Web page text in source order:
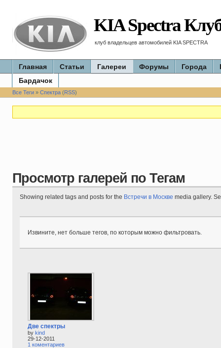
KIA Spectra
клуб владельцев автомобилей KIA SPECTRA
Главная Статьи Галереи Форумы Города
Бардачок
Все Теги» Спектра(RSS)
Просмотр галерей по Тегам
Showing related tags and posts for the Встречи в Москве media gallery.
Извините, нет больше тегов, по которым можно фильтровать.
Две спектры
by kind
29-12-2011
1 коментариев